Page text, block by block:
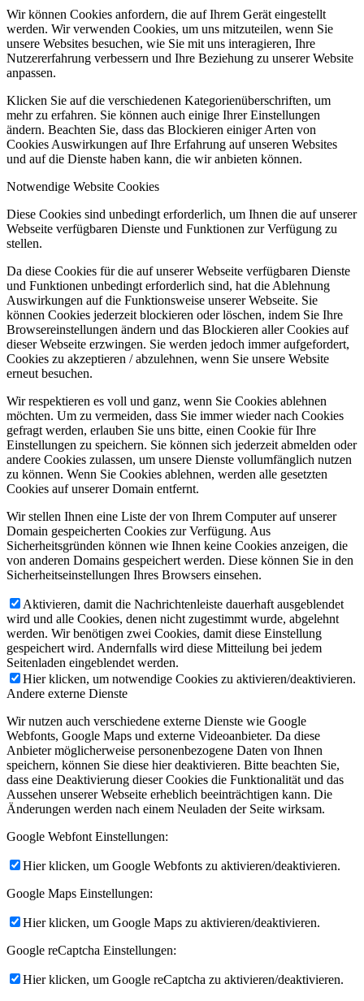
Wir können Cookies anfordern, die auf Ihrem Gerät eingestellt
werden. Wir verwenden Cookies, um uns mitzuteilen, wenn Sie
unsere Websites besuchen, wie Sie mit uns interagieren, Ihre
Nutzererfahrung verbessern und Ihre Beziehung zu unserer Website
anpassen.
Klicken Sie auf die verschiedenen Kategorienüberschriften, um
mehr zu erfahren. Sie können auch einige Ihrer Einstellungen
ändern. Beachten Sie, dass das Blockieren einiger Arten von
Cookies Auswirkungen auf Ihre Erfahrung auf unseren Websites
und auf die Dienste haben kann, die wir anbieten können.
Notwendige Website Cookies
Diese Cookies sind unbedingt erforderlich, um Ihnen die auf unserer
Webseite verfügbaren Dienste und Funktionen zur Verfügung zu
stellen.
Da diese Cookies für die auf unserer Webseite verfügbaren Dienste
und Funktionen unbedingt erforderlich sind, hat die Ablehnung
Auswirkungen auf die Funktionsweise unserer Webseite. Sie
können Cookies jederzeit blockieren oder löschen, indem Sie Ihre
Browsereinstellungen ändern und das Blockieren aller Cookies auf
dieser Webseite erzwingen. Sie werden jedoch immer aufgefordert,
Cookies zu akzeptieren / abzulehnen, wenn Sie unsere Website
erneut besuchen.
Wir respektieren es voll und ganz, wenn Sie Cookies ablehnen
möchten. Um zu vermeiden, dass Sie immer wieder nach Cookies
gefragt werden, erlauben Sie uns bitte, einen Cookie für Ihre
Einstellungen zu speichern. Sie können sich jederzeit abmelden oder
andere Cookies zulassen, um unsere Dienste vollumfänglich nutzen
zu können. Wenn Sie Cookies ablehnen, werden alle gesetzten
Cookies auf unserer Domain entfernt.
Wir stellen Ihnen eine Liste der von Ihrem Computer auf unserer
Domain gespeicherten Cookies zur Verfügung. Aus
Sicherheitsgründen können wie Ihnen keine Cookies anzeigen, die
von anderen Domains gespeichert werden. Diese können Sie in den
Sicherheitseinstellungen Ihres Browsers einsehen.
Aktivieren, damit die Nachrichtenleiste dauerhaft ausgeblendet
wird und alle Cookies, denen nicht zugestimmt wurde, abgelehnt
werden. Wir benötigen zwei Cookies, damit diese Einstellung
gespeichert wird. Andernfalls wird diese Mitteilung bei jedem
Seitenladen eingeblendet werden.
Hier klicken, um notwendige Cookies zu aktivieren/deaktivieren.
Andere externe Dienste
Wir nutzen auch verschiedene externe Dienste wie Google
Webfonts, Google Maps und externe Videoanbieter. Da diese
Anbieter möglicherweise personenbezogene Daten von Ihnen
speichern, können Sie diese hier deaktivieren. Bitte beachten Sie,
dass eine Deaktivierung dieser Cookies die Funktionalität und das
Aussehen unserer Webseite erheblich beeinträchtigen kann. Die
Änderungen werden nach einem Neuladen der Seite wirksam.
Google Webfont Einstellungen:
Hier klicken, um Google Webfonts zu aktivieren/deaktivieren.
Google Maps Einstellungen:
Hier klicken, um Google Maps zu aktivieren/deaktivieren.
Google reCaptcha Einstellungen:
Hier klicken, um Google reCaptcha zu aktivieren/deaktivieren.